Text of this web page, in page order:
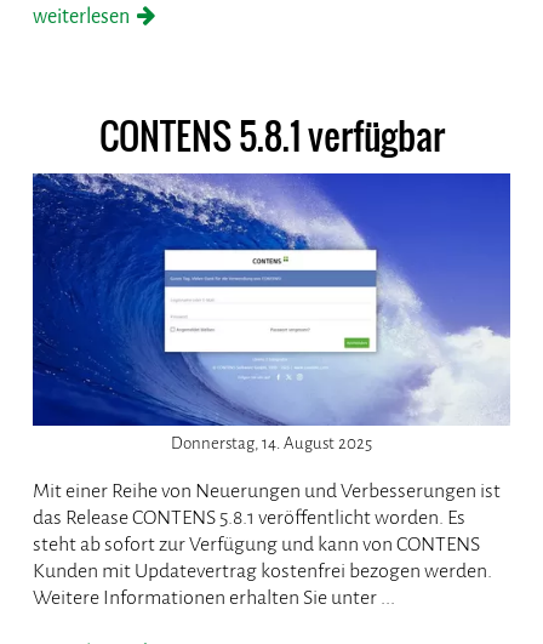
weiterlesen
CONTENS 5.8.1 verfügbar
Donnerstag, 14. August 2025
Mit einer Reihe von Neuerungen und Verbesserungen ist
das Release CONTENS 5.8.1 veröffentlicht worden. Es
steht ab sofort zur Verfügung und kann von CONTENS
Kunden mit Updatevertrag kostenfrei bezogen werden.
Weitere Informationen erhalten Sie unter ...